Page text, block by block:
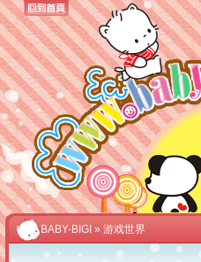
BABY-BIGI » 游戏世界